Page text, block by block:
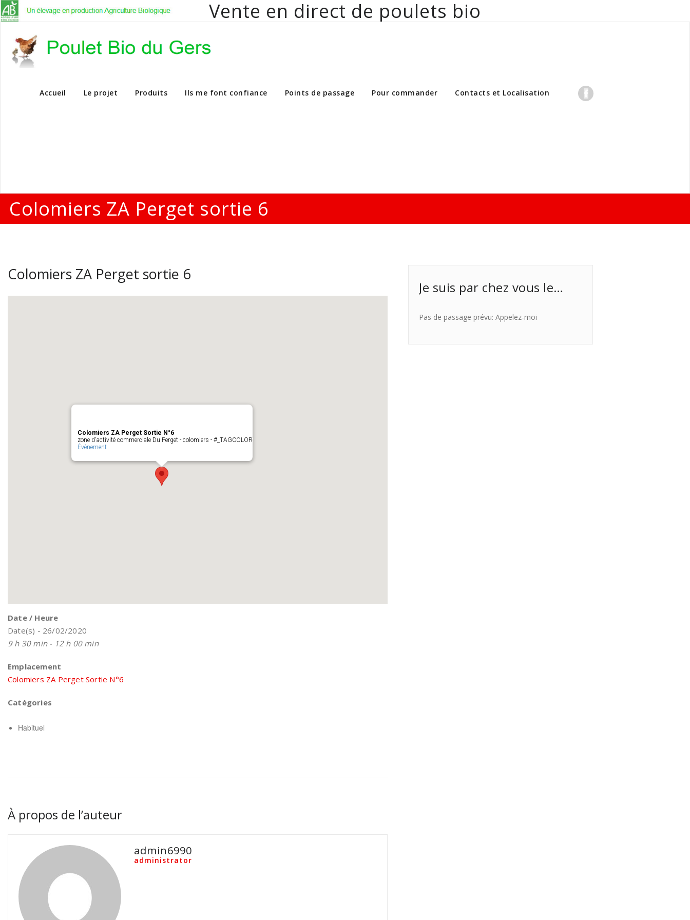
Vente en direct de poulets bio
Vente en direct de poulets bio aux particuliers et professionnels
Accueil Le projet Produits Ils me font confiance Points de passage Pour commander Contacts et Localisation
Colomiers ZA Perget sortie 6
Colomiers ZA Perget sortie 6
Colomiers ZA Perget Sortie N°6
zone d'activité commerciale Du Perget - colomiers - #_TAGCOLOR
Évènement
Date / Heure
Date(s) - 26/02/2020
9 h 30 min - 12 h 00 min
Emplacement
Colomiers ZA Perget Sortie N°6
Catégories
Habituel
À propos de l’auteur
admin6990
administrator
Je suis par chez vous le…
Pas de passage prévu: Appelez-moi